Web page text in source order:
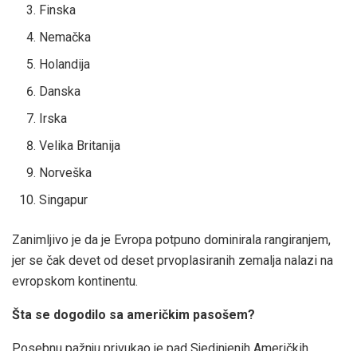
Finska
Nemačka
Holandija
Danska
Irska
Velika Britanija
Norveška
Singapur
Zanimljivo je da je Evropa potpuno dominirala rangiranjem,
jer se čak devet od deset prvoplasiranih zemalja nalazi na
evropskom kontinentu.
Šta se dogodilo sa američkim pasošem?